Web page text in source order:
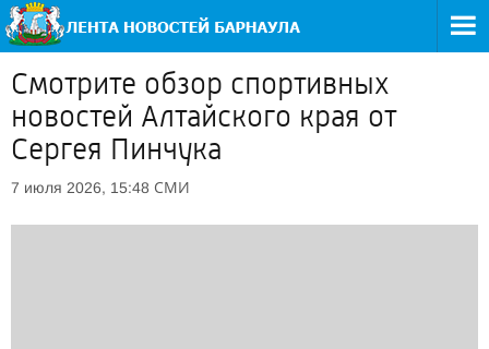
Cмотрите обзор спортивных
новостей Алтайского края от
Сергея Пинчука
7 июля 2026, 15:48 СМИ